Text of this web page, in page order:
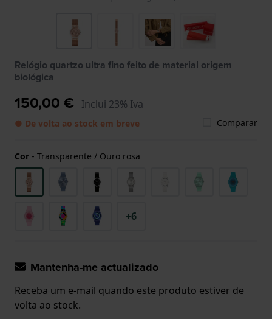
Relógio quartzo ultra fino feito de material origem
biológica
150,00 € Inclui 23% Iva
● De volta ao stock em breve Comparar
Cor - Transparente / Ouro rosa
+6
Mantenha-me actualizado
Receba um e-mail quando este produto estiver de
volta ao stock.